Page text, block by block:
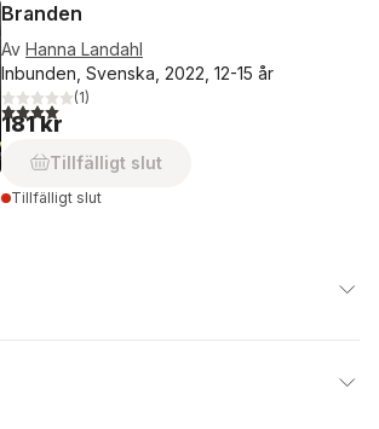
Branden
Av Hanna Landahl
Inbunden, Svenska, 2022, 12-15 år
4,0utav 5 stjärnor. Totalt antal röster:
(1)
181 kr
Tillfälligt slut
Tillfälligt slut